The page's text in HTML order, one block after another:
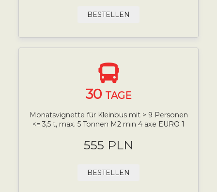
BESTELLEN
30 TAGE
Monatsvignette für Kleinbus mit > 9 Personen
<= 3,5 t, max. 5 Tonnen M2 min 4 axe EURO 1
555 PLN
BESTELLEN